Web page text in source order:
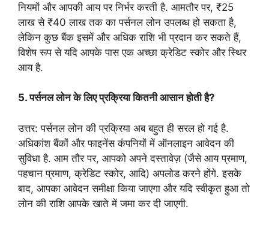
नियमों और आपकी आय पर निर्भर करती है. आमतौर पर, ₹25
लाख से ₹40 लाख तक का पर्सनल लोन उपलब्ध हो सकता है,
लेकिन कुछ बैंक इसमें और अधिक राशि भी प्रदान कर सकते हैं,
विशेष रूप से यदि आपके पास एक अच्छा क्रेडिट स्कोर और स्थिर
आय है.
5. पर्सनल लोन के लिए प्रक्रिया कितनी आसान होती है?
उत्तर: पर्सनल लोन की प्रक्रिया अब बहुत ही सरल हो गई है.
अधिकांश बैंकों और फाइनेंस कंपनियों में ऑनलाइन आवेदन की
सुविधा है. आम तौर पर, आपको अपने दस्तावेज़ (जैसे आय प्रमाण,
पहचान प्रमाण, क्रेडिट स्कोर, आदि) अपलोड करने होंगे. इसके
बाद, आपका आवेदन समीक्षा किया जाएगा और यदि स्वीकृत हुआ तो
लोन की राशि आपके खाते में जमा कर दी जाएगी.